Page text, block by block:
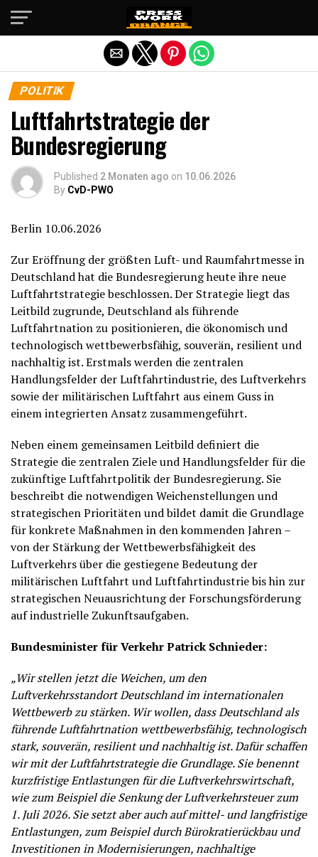
POLITIK
Luftfahrtstrategie der
Bundesregierung
Published 2 Monaten ago on 10.06.2026
By CvD-PWO
Berlin 10.06.2026
Zur Eröffnung der größten Luft- und Raumfahrtmesse in
Deutschland hat die Bundesregierung heute ihre neue
Luftfahrtstrategie beschlossen. Der Strategie liegt das
Leitbild zugrunde, Deutschland als führende
Luftfahrtnation zu positionieren, die ökonomisch und
technologisch wettbewerbsfähig, souverän, resilient und
nachhaltig ist. Erstmals werden die zentralen
Handlungsfelder der Luftfahrtindustrie, des Luftverkehrs
sowie der militärischen Luftfahrt aus einem Guss in
einem integrierten Ansatz zusammengeführt.
Neben einem gemeinsamen Leitbild definiert die
Strategie die zentralen Ziele und Handlungsfelder für die
zukünftige Luftfahrtpolitik der Bundesregierung. Sie
beschreibt die notwendigen Weichenstellungen und
strategischen Prioritäten und bildet damit die Grundlage
für konkrete Maßnahmen in den kommenden Jahren –
von der Stärkung der Wettbewerbsfähigkeit des
Luftverkehrs über die gestiegene Bedeutung der
militärischen Luftfahrt und Luftfahrtindustrie bis hin zur
strategischen Neuausrichtung der Forschungsförderung
auf industrielle Zukunftsaufgaben.
Bundesminister für Verkehr Patrick Schnieder:
„Wir stellen jetzt die Weichen, um den
Luftverkehrsstandort Deutschland im internationalen
Wettbewerb zu stärken. Wir wollen, dass Deutschland als
führende Luftfahrtnation wettbewerbsfähig, technologisch
stark, souverän, resilient und nachhaltig ist. Dafür schaffen
wir mit der Luftfahrtstrategie die Grundlage. Sie benennt
kurzfristige Entlastungen für die Luftverkehrswirtschaft,
wie zum Beispiel die Senkung der Luftverkehrsteuer zum
1. Juli 2026. Sie setzt aber auch auf mittel- und langfristige
Entlastungen, zum Beispiel durch Bürokratierückbau und
Investitionen in Modernisierungen, nachhaltige
Die mobile Version verlassen